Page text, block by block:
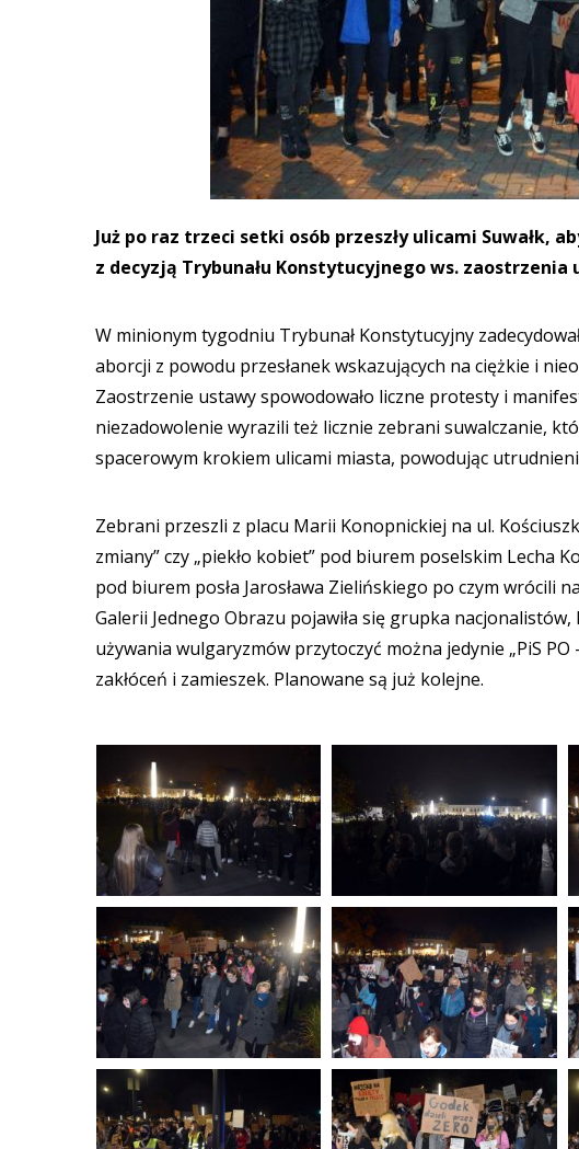
Już po raz trzeci setki osób przeszły ulicami Suwałk,
z decyzją Trybunału Konstytucyjnego ws.
W minionym tygodniu Trybunał Konstytucyjny
aborcji z powodu przesłanek wskazujących na ciężkie i
Zaostrzenie ustawy spowodowało liczne protesty i
niezadowolenie wyrazili też licznie zebrani suwalczanie,
spacerowym krokiem ulicami miasta, powodując
Zebrani przeszli z placu Marii Konopnickiej na ul.
zmiany” czy „piekło kobiet” pod biurem poselskim Lecha
pod biurem posła Jarosława Zielińskiego po czym wrócili
Galerii Jednego Obrazu pojawiła się grupka
używania wulgaryzmów przytoczyć można jedynie „PiS PO
zakłóceń i zamieszek. Planowane są już kolejne.